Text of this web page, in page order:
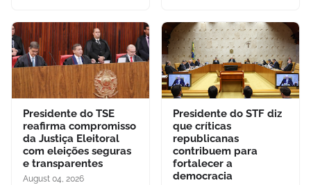
Presidente do TSE
reafirma compromisso
da Justiça Eleitoral
com eleições seguras
e transparentes
August 04, 2026
Presidente do STF diz
que críticas
republicanas
contribuem para
fortalecer a
democracia